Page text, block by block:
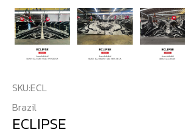
SKU:ECL
Brazil
ECLIPSE